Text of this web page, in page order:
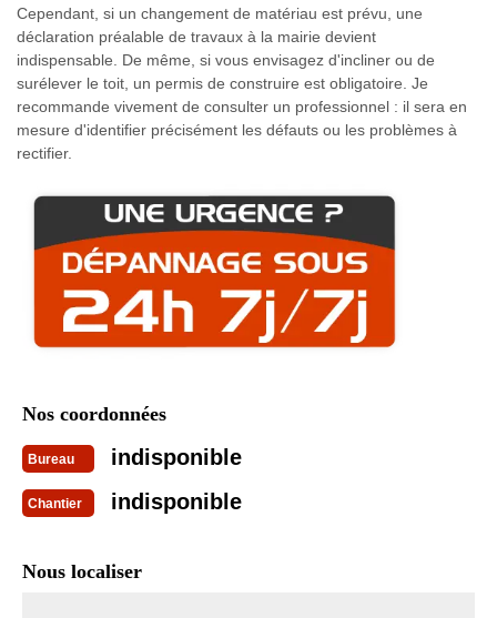
Cependant, si un changement de matériau est prévu, une
déclaration préalable de travaux à la mairie devient
indispensable. De même, si vous envisagez d'incliner ou de
surélever le toit, un permis de construire est obligatoire. Je
recommande vivement de consulter un professionnel : il sera en
mesure d'identifier précisément les défauts ou les problèmes à
rectifier.
Nos coordonnées
Bureau indisponible
Chantier indisponible
Nous localiser